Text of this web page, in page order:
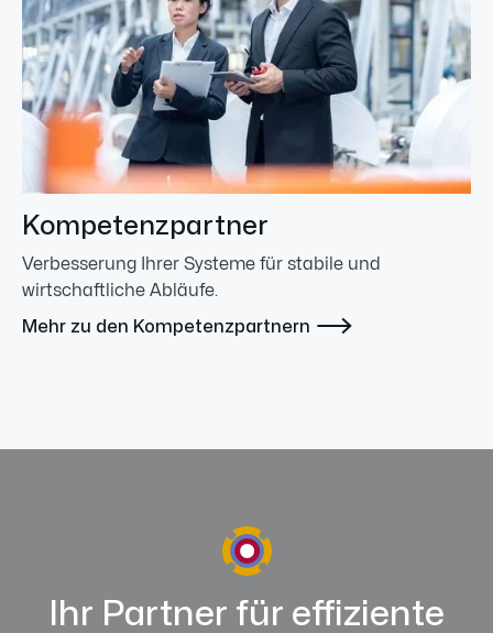
Kompetenzpartner
Verbesserung Ihrer Systeme für stabile und
wirtschaftliche Abläufe.
Mehr zu den Kompetenzpartnern 
Ihr Partner für effiziente